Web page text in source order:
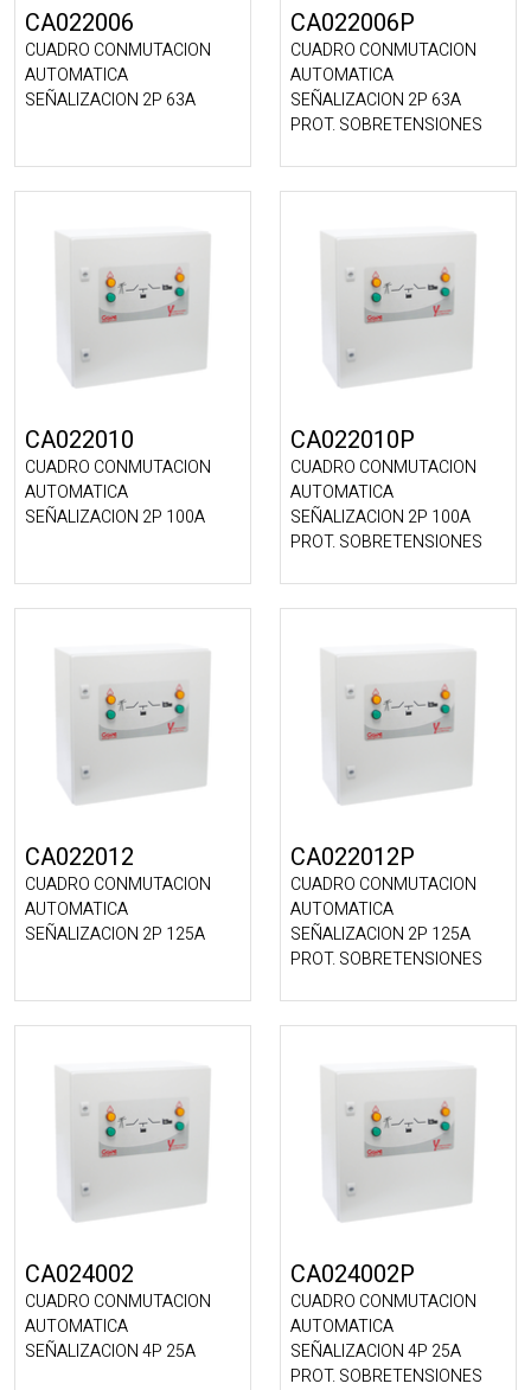
CA022006
CUADRO CONMUTACION
AUTOMATICA
SEÑALIZACION 2P 63A
CA022006P
CUADRO CONMUTACION
AUTOMATICA
SEÑALIZACION 2P 63A
PROT. SOBRETENSIONES
CA022010
CUADRO CONMUTACION
AUTOMATICA
SEÑALIZACION 2P 100A
CA022010P
CUADRO CONMUTACION
AUTOMATICA
SEÑALIZACION 2P 100A
PROT. SOBRETENSIONES
CA022012
CUADRO CONMUTACION
AUTOMATICA
SEÑALIZACION 2P 125A
CA022012P
CUADRO CONMUTACION
AUTOMATICA
SEÑALIZACION 2P 125A
PROT. SOBRETENSIONES
CA024002
CUADRO CONMUTACION
AUTOMATICA
SEÑALIZACION 4P 25A
CA024002P
CUADRO CONMUTACION
AUTOMATICA
SEÑALIZACION 4P 25A
PROT. SOBRETENSIONES